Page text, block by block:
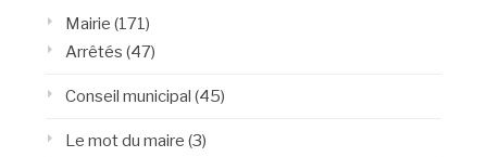
Mairie (171)
Arrêtés (47)
Conseil municipal (45)
Le mot du maire (3)